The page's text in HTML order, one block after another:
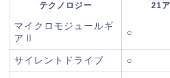
テクノロジー 21
マイクロモジュールギ
アⅡ
○
サイレントドライブ ○